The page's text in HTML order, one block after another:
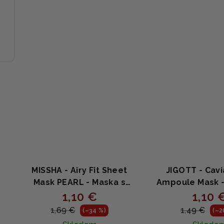
MISSHA - Airy Fit Sheet
Mask PEARL - Maska s
výťažkom z perál 19g
1,10 €
1,69 € (–34 %)
JIGOTT -
Ampoule Mask
pleťová maska
a
1,10
1,49 €